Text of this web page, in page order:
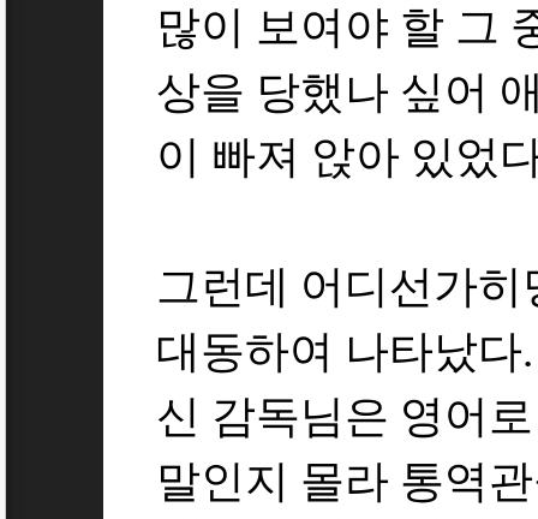
많이 보여야 할 그
상을 당했나 싶어
이 빠져 앉아 있었
그런데 어디선가
대동하여 나타났
신 감독님은 영어
말인지 몰라 통역